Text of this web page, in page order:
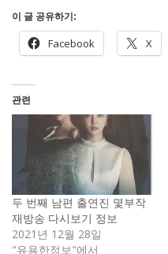
이 글 공유하기:
Facebook X
관련
두 번째 남편 출연진 몇부작
재방송 다시보기 정보
2021년 12월 28일
"유용한정보"에서